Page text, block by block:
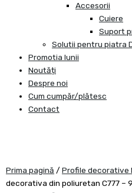
Accesorii
Cuiere
Suport
Solutii pentru piatra
Promotia lunii
Noutăți
Despre noi
Cum cumpăr/plătesc
Contact
Prima pagină / Profile decorative
decorativa din poliuretan C777 –